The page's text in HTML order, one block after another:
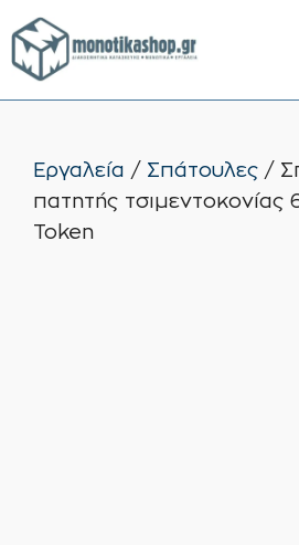
Μετάβαση
σε
περιεχόμενο
Εργαλεία / Σπάτουλες /
πατητής
Token